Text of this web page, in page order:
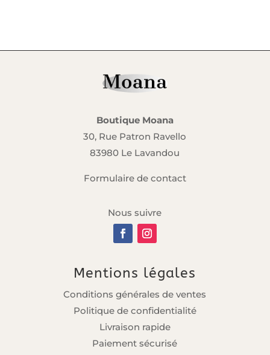
Boutique Moana
30, Rue Patron Ravello
83980 Le Lavandou
Formulaire de contact
Nous suivre
Mentions légales
Conditions générales de ventes
Politique de confidentialité
Livraison rapide
Paiement sécurisé